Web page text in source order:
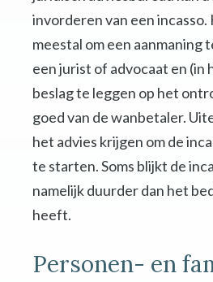
invorderen van een incasso.
meestal om een aanmaning
een jurist of advocaat en (in
beslag te leggen op het
goed van de wanbetaler.
het advies krijgen om de
te starten. Soms blijkt de
namelijk duurder dan het
heeft.
Personen- en